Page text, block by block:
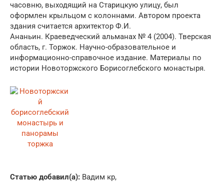
часовню, выходящий на Старицкую улицу, был
оформлен крыльцом с колоннами. Автором проекта
здания считается архитектор Ф.И.
Ананьин. Краеведческий альманах № 4 (2004). Тверская
область, г. Торжок. Научно-образовательное и
информационно-справочное издание. Материалы по
истории Новоторжского Борисоглебского монастыря.
Статью добавил(а): Вадим кр,